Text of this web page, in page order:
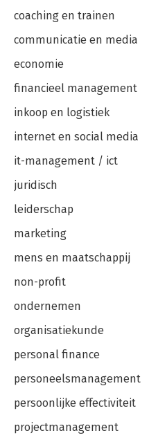
coaching en trainen
communicatie en media
economie
financieel management
inkoop en logistiek
internet en social media
it-management / ict
juridisch
leiderschap
marketing
mens en maatschappij
non-profit
ondernemen
organisatiekunde
personal finance
personeelsmanagement
persoonlijke effectiviteit
projectmanagement